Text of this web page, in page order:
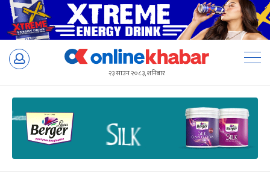
Skip
२३ साउन २०८३, शनिबार